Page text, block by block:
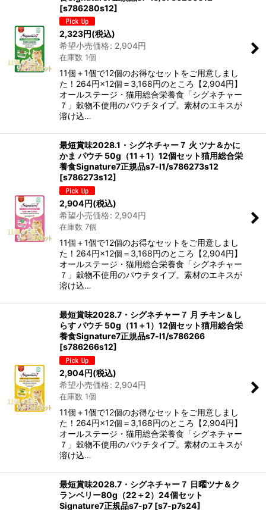
[s786280s12]
2,323円(税込)
希望小売価格: 2,904円
在庫数 1個
11個＋1個で12個のお得なセットをご用意しまし
た！264円×12個＝3,168円のところ【2,904円】
オールステージ・猫用総合栄養食「シグネチャー
７」穀物不使用のパウチタイプ。素材のエキスが
溶け込…
最短賞味2028.1・シグネチャー７ 火 ツナ＆かに
かま パウチ 50g（11＋1）12個セット猫用総合栄
養食Signature7正規品s7-l1/s786273s12
[s786273s12]
2,904円(税込)
希望小売価格: 2,904円
在庫数 7個
11個＋1個で12個のお得なセットをご用意しまし
た！264円×12個＝3,168円のところ【2,904円】
オールステージ・猫用総合栄養食「シグネチャー
７」穀物不使用のパウチタイプ。素材のエキスが
溶け込…
最短賞味2028.7・シグネチャー７ 月 チキン＆し
らす パウチ 50g（11＋1）12個セット猫用総合栄
養食Signature7正規品s7-l1/s786266
[s786266s12]
2,904円(税込)
希望小売価格: 2,904円
在庫数 1個
11個＋1個で12個のお得なセットをご用意しまし
た！264円×12個＝3,168円のところ【2,904円】
オールステージ・猫用総合栄養食「シグネチャー
７」穀物不使用のパウチタイプ。素材のエキスが
溶け込…
最短賞味2028.7・シグネチャー７ 日曜ツナ＆ク
ランベリー80g（22＋2）24個セット
Signature7正規品s7-p7 [s7-p7s24]